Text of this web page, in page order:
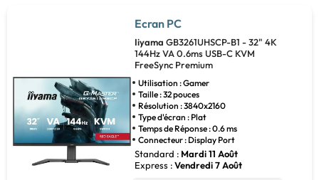
Ecran PC
Iiyama GB3261UHSCP-B1 - 32" 4K
144Hz VA 0.6ms USB-C KVM
FreeSync Premium
Utilisation : Gamer
Taille : 32 pouces
Résolution : 3840x2160
Type d'écran : Plat
Temps de Réponse : 0.6 ms
Connecteur : Display Port
Standard : Mardi 11 Août
Express :Vendredi 7 Août